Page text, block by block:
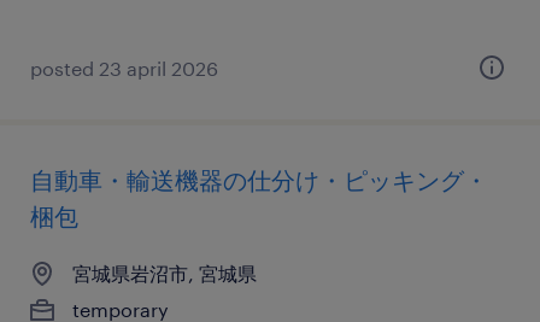
posted 23 april 2026
自動車・輸送機器の仕分け・ピッキング・
梱包
宮城県岩沼市, 宮城県
temporary